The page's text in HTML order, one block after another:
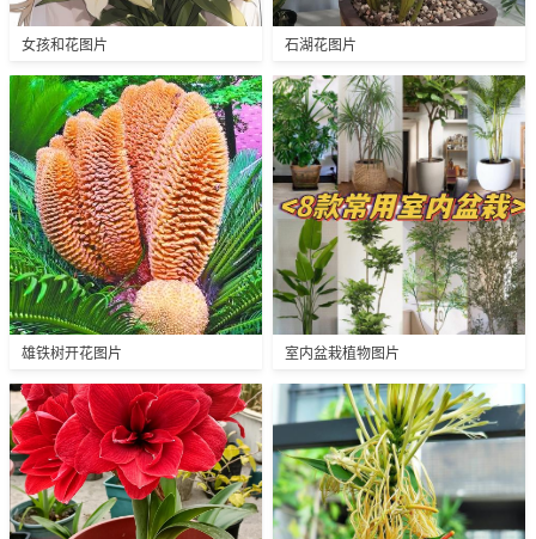
女孩和花图片 石湖花图片
雄铁树开花图片 室内盆栽植物图片